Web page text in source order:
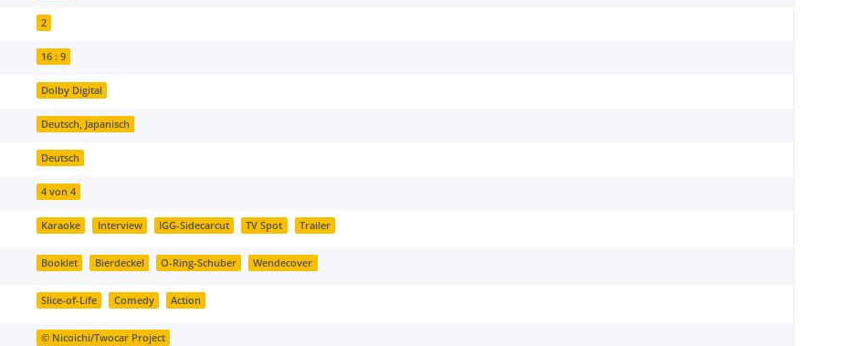
2
16 : 9
Dolby Digital
Deutsch, Japanisch
Deutsch
4 von 4
Karaoke Interview IGG-Sidecarcut TV Spot Trailer
Booklet Bierdeckel O-Ring-Schuber Wendecover
Slice-of-Life Comedy Action
© Nicoichi/Twocar Project